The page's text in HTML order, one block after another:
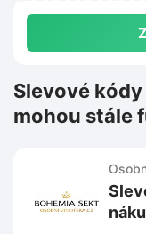
Slevové
mohou stále